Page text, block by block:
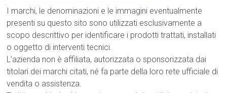
I marchi, le denominazioni e le immagini eventualmente
presenti su questo sito sono utilizzati esclusivamente a
scopo descrittivo per identificare i prodotti trattati, installati
o oggetto di interventi tecnici.
L’azienda non è affiliata, autorizzata o sponsorizzata dai
titolari dei marchi citati, né fa parte della loro rete ufficiale di
vendita o assistenza.